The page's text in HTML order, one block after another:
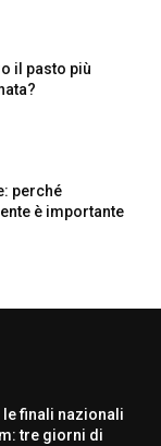
il pasto più
perché
è importante
finali nazionali
tre giorni di